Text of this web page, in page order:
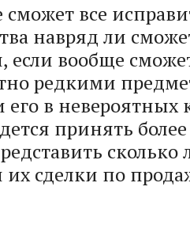
все
навряд ли
если вообще
редкими
в невероятных
принять
сколько
их сделки по